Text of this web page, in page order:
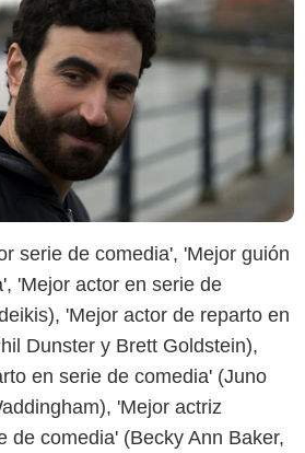
serie de comedia', 'Mejor guión
'Mejor actor en serie de
'Mejor actor de reparto en
Dunster y Brett Goldstein),
en serie de comedia' (Juno
'Mejor actriz
de comedia' (Becky Ann Baker,
Star +